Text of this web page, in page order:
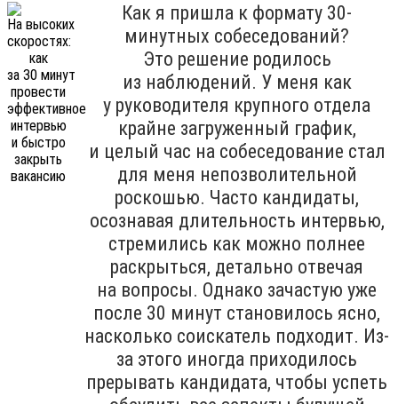
Как я пришла к формату 30-
минутных собеседований?
Это решение родилось
из наблюдений. У меня как
у руководителя крупного отдела
крайне загруженный график,
и целый час на собеседование стал
для меня непозволительной
роскошью. Часто кандидаты,
осознавая длительность интервью,
стремились как можно полнее
раскрыться, детально отвечая
на вопросы. Однако зачастую уже
после 30 минут становилось ясно,
насколько соискатель подходит. Из-
за этого иногда приходилось
прерывать кандидата, чтобы успеть